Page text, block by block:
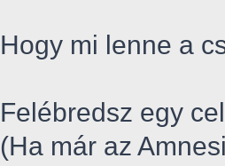
Hogy mi lenne a
Felébredsz egy
(Ha már az